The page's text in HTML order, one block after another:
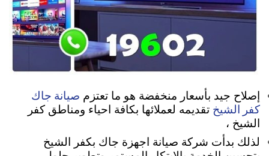
إصلاح جيد بأسعار منخفضة هو ما تعتزم صيانة جاك
كفر الشيخ تقديمه لعملائها بكافة احياء ومناطق كفر
الشيخ ،
لذلك بدأت شركة صيانة اجهزة جاك بكفر الشيخ